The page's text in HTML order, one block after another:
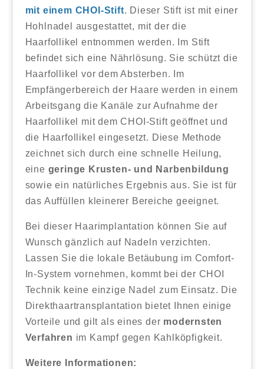
mit einem CHOI-Stift. Dieser Stift ist mit einer
Hohlnadel ausgestattet, mit der die
Haarfollikel entnommen werden. Im Stift
befindet sich eine Nährlösung. Sie schützt die
Haarfollikel vor dem Absterben. Im
Empfängerbereich der Haare werden in einem
Arbeitsgang die Kanäle zur Aufnahme der
Haarfollikel mit dem CHOI-Stift geöffnet und
die Haarfollikel eingesetzt. Diese Methode
zeichnet sich durch eine schnelle Heilung,
eine geringe Krusten- und Narbenbildung
sowie ein natürliches Ergebnis aus. Sie ist für
das Auffüllen kleinerer Bereiche geeignet.
Bei dieser Haarimplantation können Sie auf
Wunsch gänzlich auf Nadeln verzichten.
Lassen Sie die lokale Betäubung im Comfort-
In-System vornehmen, kommt bei der CHOI
Technik keine einzige Nadel zum Einsatz. Die
Direkthaartransplantation bietet Ihnen einige
Vorteile und gilt als eines der modernsten
Verfahren im Kampf gegen Kahlköpfigkeit.
Weitere Informationen: